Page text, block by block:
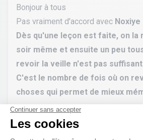
Bonjour à tous
Pas vraiment d'accord avec Noxiye
Dès qu'une leçon est faite, on la
soir même et ensuite un peu
revoir la veille n'est pas suffisant
C'est le nombre de fois où on
choses qui permet de mieux
MV•il y a 2 ans